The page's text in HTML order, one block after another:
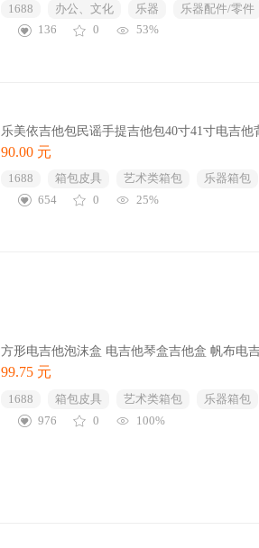
1688 办公、文化 乐器
乐器配件/零件
136
0 53%
乐美依吉他包民谣手提吉他包40寸41寸电吉
90.00 元
1688 箱包皮具 艺术类箱包
乐器箱包
654
0 25%
方形电吉他泡沫盒 电吉他琴盒吉他盒 帆布电
99.75 元
1688 箱包皮具 艺术类箱包
乐器箱包
976
0 100%